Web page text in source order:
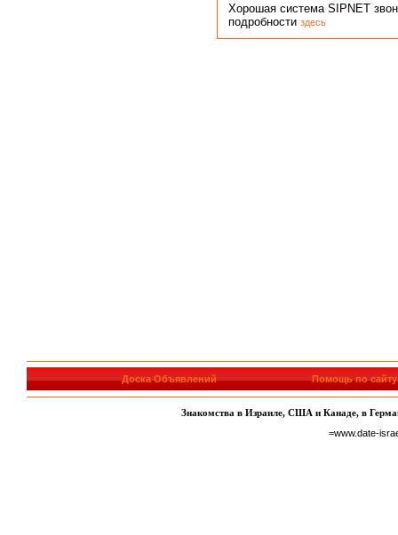
Хорошая система SIPNET
подробностиздесь
Доска Объявлений Помощь по сайту
Знакомства в Израиле, США и Канаде, в
=www.date-